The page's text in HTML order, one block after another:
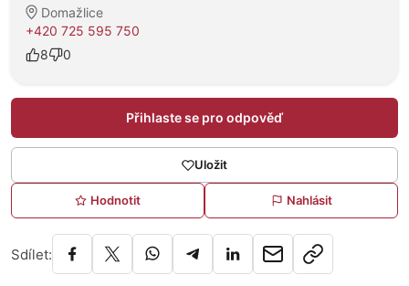
Domažlice
+420 725 595 750
8
0
Přihlaste se pro odpověď
Uložit
Hodnotit Nahlásit
Sdílet: